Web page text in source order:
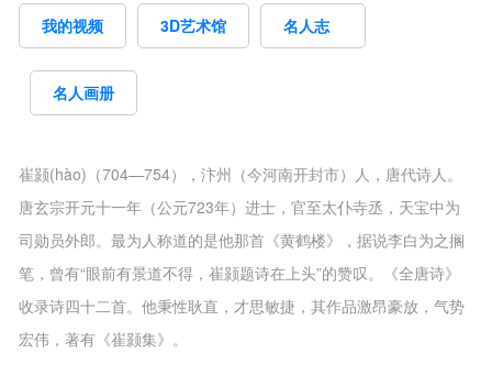
我的视频 3D艺术馆 名人志
名人画册
崔颢(hào)（704—754），汴州（今河南开封市）人，唐代诗人。
唐玄宗开元十一年（公元723年）进士，官至太仆寺丞，天宝中为
司勋员外郎。最为人称道的是他那首《黄鹤楼》，据说李白为之搁
笔，曾有“眼前有景道不得，崔颢题诗在上头”的赞叹。《全唐诗》
收录诗四十二首。他秉性耿直，才思敏捷，其作品激昂豪放，气势
宏伟，著有《崔颢集》。